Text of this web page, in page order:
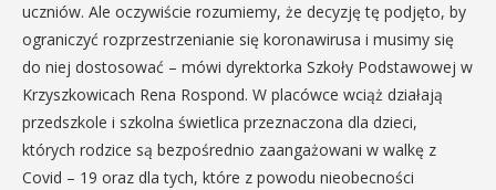
uczniów. Ale oczywiście rozumiemy, że decyzję tę podjęto, by
ograniczyć rozprzestrzenianie się koronawirusa i musimy się
do niej dostosować – mówi dyrektorka Szkoły Podstawowej w
Krzyszkowicach Rena Rospond. W placówce wciąż działają
przedszkole i szkolna świetlica przeznaczona dla dzieci,
których rodzice są bezpośrednio zaangażowani w walkę z
Covid – 19 oraz dla tych, które z powodu nieobecności